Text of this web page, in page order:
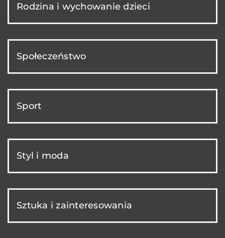
Rodzina i wychowanie dzieci
Społeczeństwo
Sport
Styl i moda
Sztuka i zainteresowania